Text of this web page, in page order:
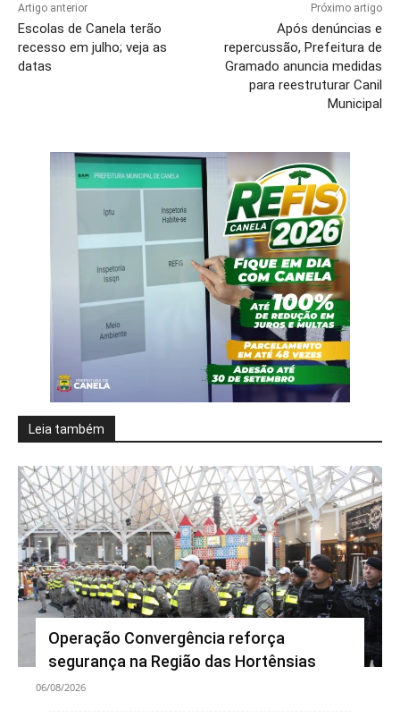
Artigo anterior
Escolas de Canela terão
recesso em julho; veja as
datas
Próximo artigo
Após denúncias e
repercussão, Prefeitura de
Gramado anuncia medidas
para reestruturar Canil
Municipal
Leia também
Operação Convergência reforça
segurança na Região das Hortênsias
06/08/2026